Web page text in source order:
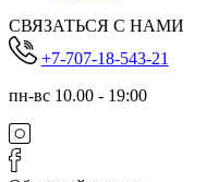
СВЯЗАТЬСЯ С НАМИ
+7-707-18-543-21
пн-вс 10.00 - 19:00